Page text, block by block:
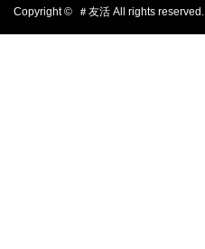
Copyright © ＃友活 All rights reserved.